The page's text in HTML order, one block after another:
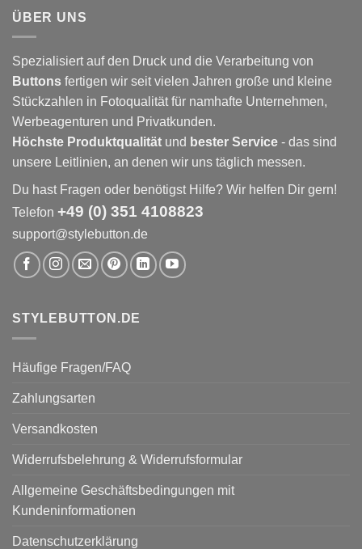
ÜBER UNS
Spezialisiert auf den Druck und die Verarbeitung von
Buttons fertigen wir seit vielen Jahren große und kleine
Stückzahlen in Fotoqualität für namhafte Unternehmen,
Werbeagenturen und Privatkunden.
Höchste Produktqualität und bester Service - das sind
unsere Leitlinien, an denen wir uns täglich messen.
Du hast Fragen oder benötigst Hilfe? Wir helfen Dir gern!
Telefon +49 (0) 351 4108823
support@stylebutton.de
STYLEBUTTON.DE
Häufige Fragen/FAQ
Zahlungsarten
Versandkosten
Widerrufsbelehrung & Widerrufsformular
Allgemeine Geschäftsbedingungen mit
Kundeninformationen
Datenschutzerklärung